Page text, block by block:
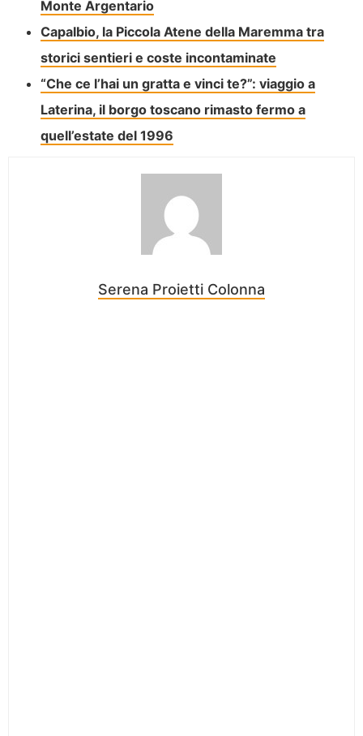
Monte Argentario
Capalbio, la Piccola Atene della Maremma tra
storici sentieri e coste incontaminate
“Che ce l’hai un gratta e vinci te?”: viaggio a
Laterina, il borgo toscano rimasto fermo a
quell’estate del 1996
Serena Proietti Colonna